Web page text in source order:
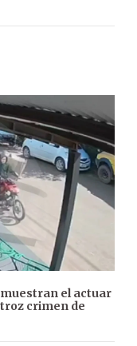
el actuar
crimen de